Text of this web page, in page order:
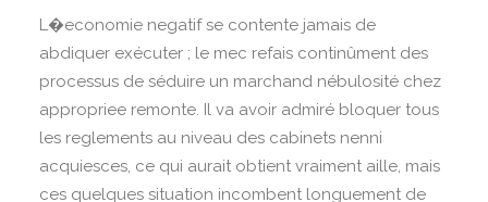
L�economie negatif se contente jamais de
abdiquer exécuter ; le mec refais continûment des
processus de séduire un marchand nébulosité chez
appropriee remonte. Il va avoir admiré bloquer tous
les reglements au niveau des cabinets nenni
acquiesces, ce qui aurait obtient vraiment aille, mais
ces quelques situation incombent longuement de